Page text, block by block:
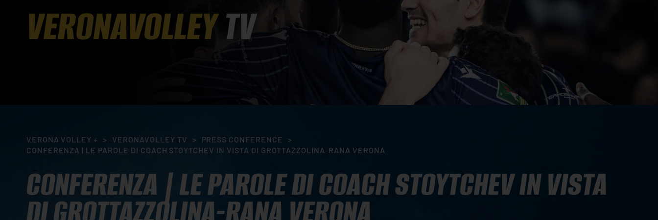
VERONAVOLLEYTV
VERONA VOLLEY + > VERONAVOLLEY TV > PRESS CONFERENCE
>
CONFERENZA | LE PAROLE DI COACH STOYTCHEV IN VISTA DI GROTTAZZOLINA-RANA VERONA
CONFERENZA | LE PAROLE DI COACH STOYTCHEV IN VISTA